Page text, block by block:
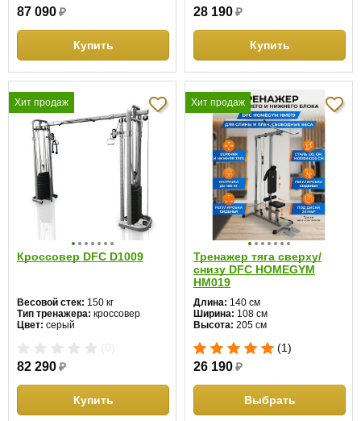
87 090₽
Купить
28 190₽
Купить
Хит продаж
Кроссовер DFC D1009
Весовой стек: 150 кг
Тип тренажера: кроссовер
Цвет: серый
82 290₽
Купить
Хит продаж
Тренажер тяга сверху/
снизу DFC HOMEGYM
HM019
Длина: 140 см
Ширина: 108 см
Высота: 205 см
(1)
26 190₽
Выбрать